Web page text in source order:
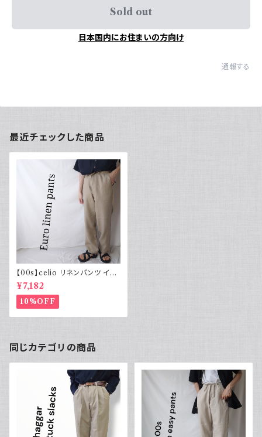
Sold out
日本国内にお住まいの方向け
通報する
最近チェックした商品
【00s】celio リネンパンツ イー
ジーパンツ ヨーロッパ古着
¥7,182
10%OFF
同じカテゴリの商品